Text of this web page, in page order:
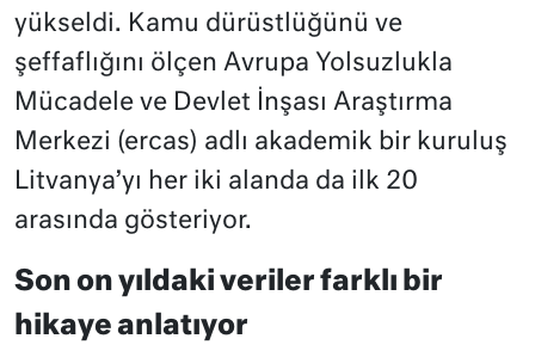
yükseldi. Kamu dürüstlüğünü ve
şeffaflığını ölçen Avrupa Yolsuzlukla
Mücadele ve Devlet İnşası Araştırma
Merkezi (ercas) adlı akademik bir kuruluş
Litvanya’yı her iki alanda da ilk 20
arasında gösteriyor.
Son on yıldaki veriler farklı bir
hikaye anlatıyor